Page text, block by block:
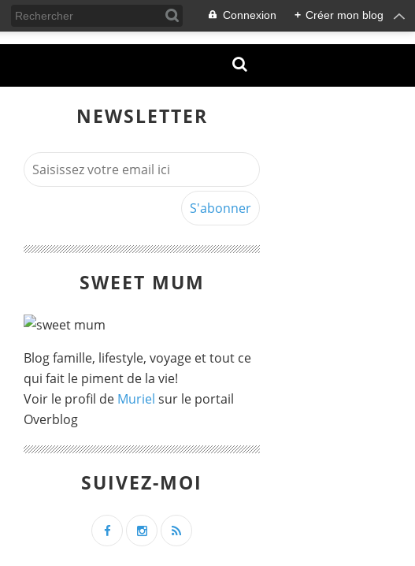
Connexion + Créer mon blog
NEWSLETTER
SWEET MUM
Blog famille, lifestyle, voyage et tout ce
qui fait le piment de la vie!
Voir le profil de Muriel sur le portail
Overblog
SUIVEZ-MOI